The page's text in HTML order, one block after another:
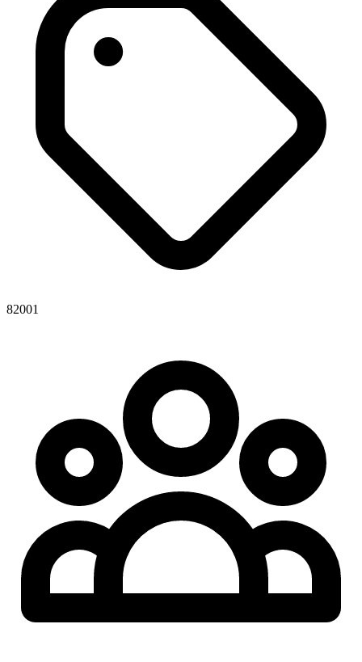
82001